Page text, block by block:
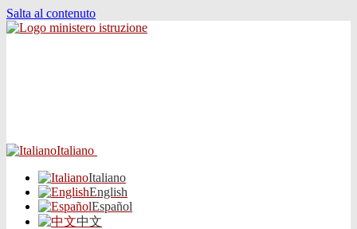
Salta al contenuto
Italiano
Italiano
English
Español
中文